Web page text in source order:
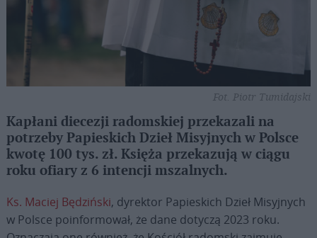
Fot. Piotr Tumidajski
Kapłani diecezji radomskiej przekazali na
potrzeby Papieskich Dzieł Misyjnych w Polsce
kwotę 100 tys. zł. Księża przekazują w ciągu
roku ofiary z 6 intencji mszalnych.
Ks. Maciej Będziński, dyrektor Papieskich Dzieł Misyjnych
w Polsce poinformował, że dane dotyczą 2023 roku.